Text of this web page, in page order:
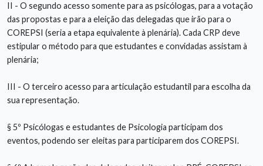
II - O segundo acesso somente para as psicólogas, para a votação
das propostas e para a eleição das delegadas que irão para o
COREPSI (seria a etapa equivalente à plenária). Cada CRP deve
estipular o método para que estudantes e convidadas assistam à
plenária;
III - O terceiro acesso para articulação estudantil para escolha da
sua representação.
§ 5º Psicólogas e estudantes de Psicologia participam dos
eventos, podendo ser eleitas para participarem dos COREPSI.